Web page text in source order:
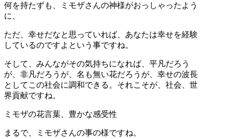
何を持たずも、ミモザさんの神様がおっしゃったよう
に、
ただ、幸せだなと思っていれば、あなたは幸せを経験
しているのですよという事ですね。
そして、みんながその気持ちになれば、平凡だろう
が、非凡だろうが、名も無い花だろうが、幸せの波長
としてこの社会に調和できる。それこそが、社会、世
界貢献ですね。
ミモザの花言葉、豊かな感受性
まるで、ミモザさんの事の様ですね。